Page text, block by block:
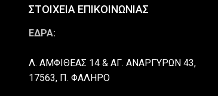
ΣΤΟΙΧΕΙΑ ΕΠΙΚΟΙΝΩΝΙΑΣ
ΕΔΡΑ:
Λ. ΑΜΦΙΘΕΑΣ 14 & ΑΓ. ΑΝΑΡΓΥΡΩΝ 43,
17563, Π. ΦΑΛΗΡΟ